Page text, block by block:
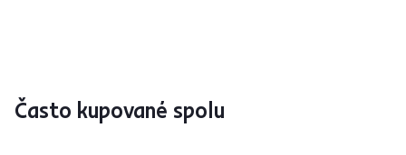
Často kupované spolu